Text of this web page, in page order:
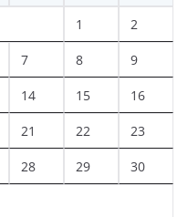
1 2
7 8 9
14 15 16
21 22 23
28 29 30